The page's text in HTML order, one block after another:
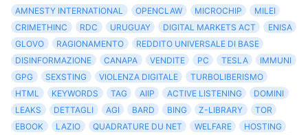
AMNESTY INTERNATIONAL
OPENCLAW MICROCHIP
MILEI
CRIMETHINC
RDC URUGUAY DIGITAL MARKETS ACT
ENISA
GLOVO
RAGIONAMENTO
REDDITO UNIVERSALE DI BASE
DISINFORMAZIONE
CANAPA VENDITE PC TESLA
IMMUNI
GPG
SEXSTING VIOLENZA DIGITALE
TURBOLIBERISMO
HTML
KEYWORDS TAG AIIP ACTIVE LISTENING
DOMINI
LEAKS
DETTAGLI AGI BARD BING Z-LIBRARY
TOR
EBOOK
LAZIO QUADRATURE DU NET WELFARE
HOSTING